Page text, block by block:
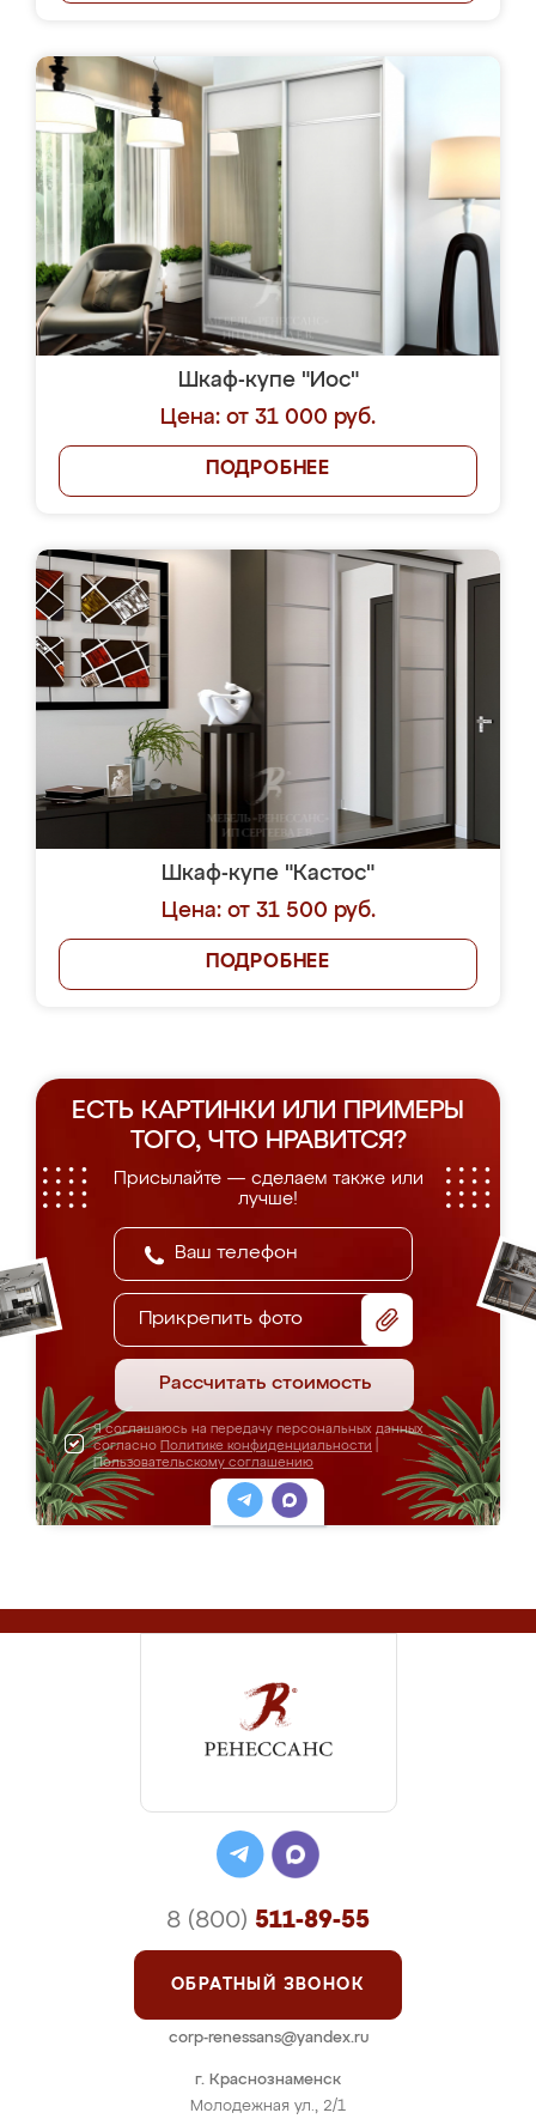
Шкаф-купе "Иос"
Цена: от 31 000 руб.
ПОДРОБНЕЕ
Шкаф-купе "Кастос"
Цена: от 31 500 руб.
ПОДРОБНЕЕ
ЕСТЬ КАРТИНКИ ИЛИ ПРИМЕРЫ
ТОГО, ЧТО НРАВИТСЯ?
Присылайте — сделаем также или
лучше!
Прикрепить фото
Рассчитать стоимость
Я соглашаюсь на передачу персональных данных
согласно Политике конфиденциальности
Пользовательскому соглашению
г. Краснознаменск
Молодежная ул., 2/1
8 (800) 511-89-55
ОБРАТНЫЙ ЗВОНОК
corp-renessans@yandex.ru